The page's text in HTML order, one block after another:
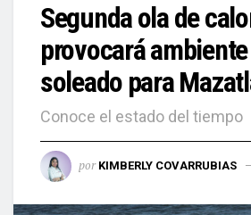
Segunda ola de
provocará
soleado para
Conoce el estado del tiempo
por KIMBERLY COVARRUBIAS